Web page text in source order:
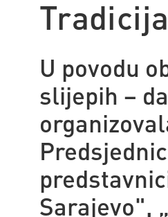
U povodu
slijepih –
Sarajevo",